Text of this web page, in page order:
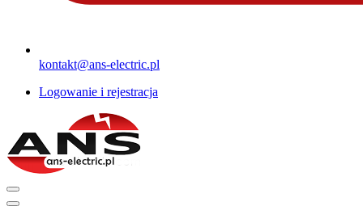
kontakt@ans-electric.pl
Logowanie i rejestracja